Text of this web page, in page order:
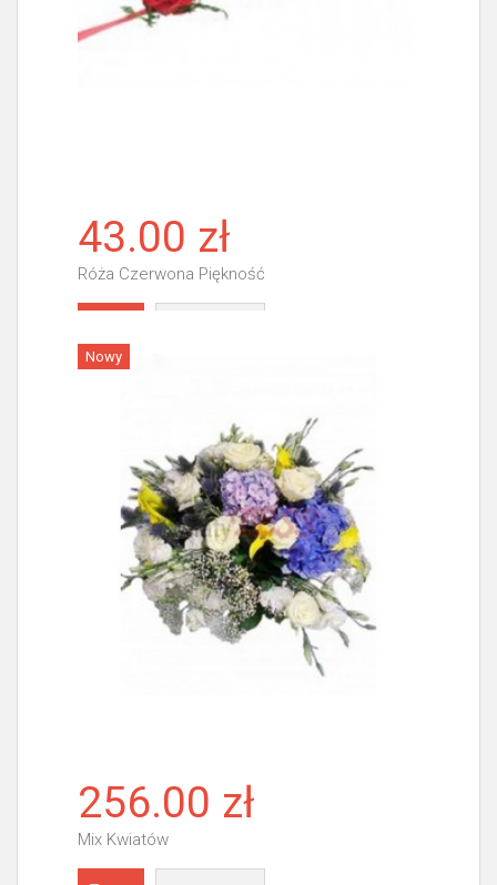
43.00 zł
Róża Czerwona Piękność
Nowy
256.00 zł
Mix Kwiatów